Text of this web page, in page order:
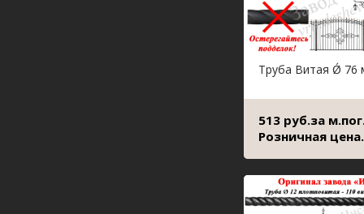
Труба Витая Ǿ 76
513 руб.за
Розничная цена.